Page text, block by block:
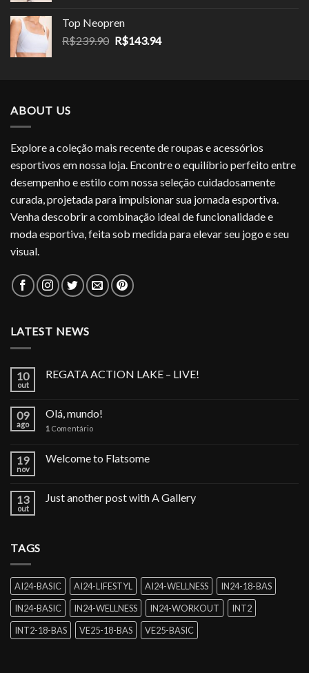
era:
R$249.90.R$159.94.
Top Neopren
R$239.90 O
R$143.94O
ABOUT US
Explore a coleção mais recente de roupas e acessórios
esportivos em nossa loja. Encontre o equilíbrio perfeito entre
desempenho e estilo com nossa seleção cuidadosamente
curada, projetada para impulsionar sua jornada esportiva.
Venha descobrir a combinação ideal de funcionalidade e
moda esportiva, feita sob medida para elevar seu jogo e seu
visual.
LATEST NEWS
10
out
REGATA ACTION LAKE – LIVE!
09
ago
Olá, mundo!
1 Comentário
19
nov
Welcome to Flatsome
13
out
Just another post with A Gallery
TAGS
AI24-BASIC AI24-LIFESTYL AI24-WELLNESS
IN24-18-BAS
IN24-BASIC
IN24-WELLNESS IN24-WORKOUT
INT2
INT2-18-BAS
VE25-18-BAS VE25-BASIC